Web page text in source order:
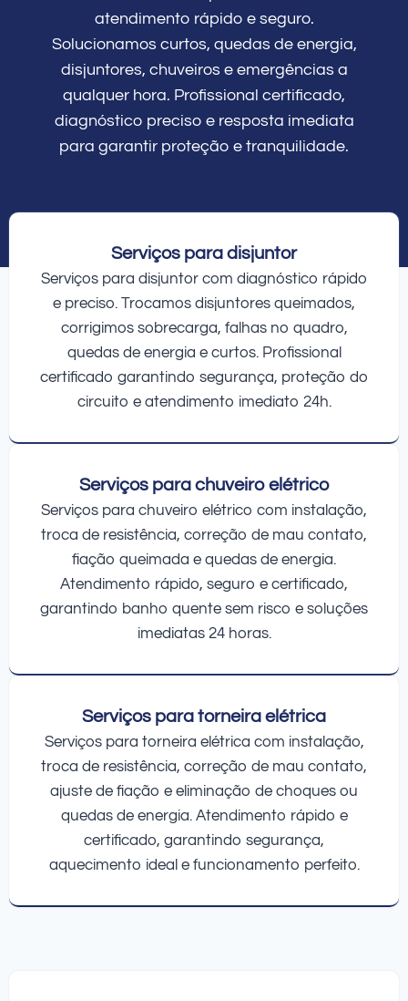
atendimento rápido e seguro.
Solucionamos curtos, quedas de energia,
disjuntores, chuveiros e emergências a
qualquer hora. Profissional certificado,
diagnóstico preciso e resposta imediata
para garantir proteção e tranquilidade.
Serviços para disjuntor
Serviços para disjuntor com diagnóstico rápido
e preciso. Trocamos disjuntores queimados,
corrigimos sobrecarga, falhas no quadro,
quedas de energia e curtos. Profissional
certificado garantindo segurança, proteção do
circuito e atendimento imediato 24h.
Serviços para chuveiro elétrico
Serviços para chuveiro elétrico com instalação,
troca de resistência, correção de mau contato,
fiação queimada e quedas de energia.
Atendimento rápido, seguro e certificado,
garantindo banho quente sem risco e soluções
imediatas 24 horas.
Serviços para torneira elétrica
Serviços para torneira elétrica com instalação,
troca de resistência, correção de mau contato,
ajuste de fiação e eliminação de choques ou
quedas de energia. Atendimento rápido e
certificado, garantindo segurança,
aquecimento ideal e funcionamento perfeito.